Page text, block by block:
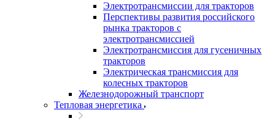
Электротрансмиссии для тракторов
Перспективы развития российского
рынка тракторов с
электротрансмиссией
Электротрансмиссия для гусеничных
тракторов
Электрическая трансмиссия для
колесных тракторов
Железнодорожный транспорт
Тепловая энергетика